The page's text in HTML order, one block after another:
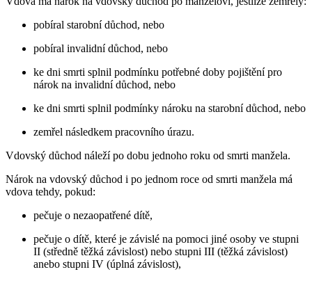
pobíral starobní důchod, nebo
pobíral invalidní důchod, nebo
ke dni smrti splnil podmínku potřebné doby pojištění pro
nárok na invalidní důchod, nebo
ke dni smrti splnil podmínky nároku na starobní důchod, nebo
zemřel následkem pracovního úrazu.
Vdovský důchod náleží po dobu jednoho roku od smrti manžela.
Nárok na vdovský důchod i po jednom roce od smrti manžela má
vdova tehdy, pokud:
pečuje o nezaopatřené dítě,
pečuje o dítě, které je závislé na pomoci jiné osoby ve stupni
II (středně těžká závislost) nebo stupni III (těžká závislost)
anebo stupni IV (úplná závislost),